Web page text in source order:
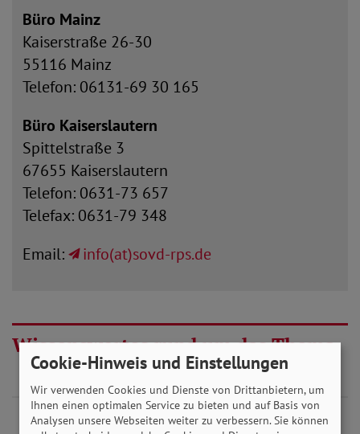
Büro Mainz
Kaiserstraße 26-30
55116 Mainz
Telefon: 06131-69 30 165
Büro Kaiserslautern
Spittelstraße 3
67655 Kaiserslautern
Telefon: 0631-73 657
Telefax: 0631-79 348
Email:
info(at)sovd-rps.de
Wissenswertes rund um das Thema
Ich bin gesetzlich krankenversichert. Aber
Cookie-Hinweis und Einstellungen
Wir verwenden Cookies und Dienste von Drittanbietern, um
Ihnen einen optimalen Service zu bieten und auf Basis von
Analysen unsere Webseiten weiter zu verbessern. Sie können